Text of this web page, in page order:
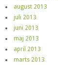
august 2013
juli 2013
juni 2013
maj 2013
april 2013
marts 2013